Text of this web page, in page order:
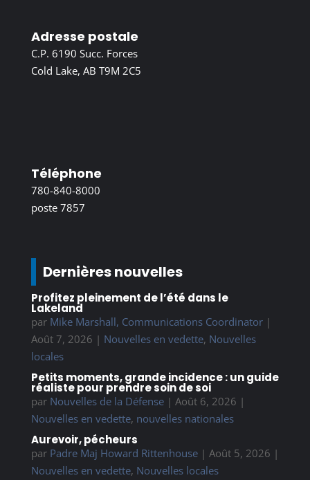
Adresse postale
C.P. 6190 Succ. Forces
Cold Lake, AB T9M 2C5
Téléphone
780-840-8000
poste 7857
Dernières nouvelles
Profitez pleinement de l’été dans le
Lakeland
par Mike Marshall, Communications Coordinator|
Août 7, 2026 | Nouvelles en vedette, Nouvelles
locales
Petits moments, grande incidence : un guide
réaliste pour prendre soin de soi
par Nouvelles de la Défense| Août 6, 2026 |
Nouvelles en vedette, nouvelles nationales
Aurevoir, pécheurs
par Padre Maj Howard Rittenhouse| Août 5, 2026 |
Nouvelles en vedette, Nouvelles locales